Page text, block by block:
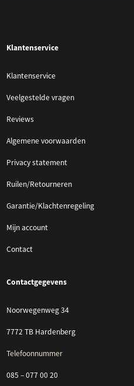
Klantenservice
Klantenservice
Veelgestelde vragen
Reviews
Algemene voorwaarden
Privacy statement
Ruilen/Retourneren
Garantie/Klachtenregeling
Mijn account
Contact
Contactgegevens
Noorwegenweg 34
7772 TB Hardenberg
Telefoonnummer
085 – 077 00 20